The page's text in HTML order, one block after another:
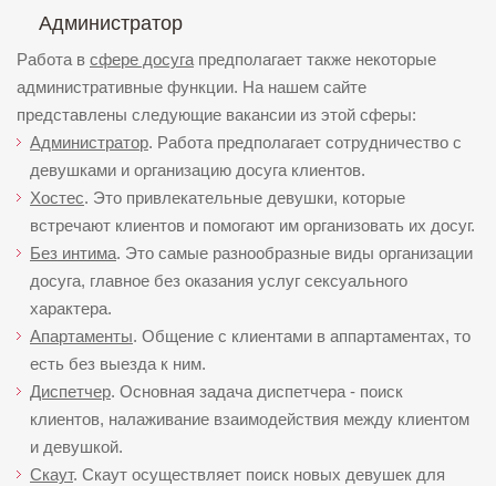
Администратор
Работа в сфере досуга предполагает также некоторые
административные функции. На нашем сайте
представлены следующие вакансии из этой сферы:
Администратор. Работа предполагает сотрудничество с
девушками и организацию досуга клиентов.
Хостес. Это привлекательные девушки, которые
встречают клиентов и помогают им организовать их досуг.
Без интима. Это самые разнообразные виды организации
досуга, главное без оказания услуг сексуального
характера.
Апартаменты. Общение с клиентами в аппартаментах, то
есть без выезда к ним.
Диспетчер. Основная задача диспетчера - поиск
клиентов, налаживание взаимодействия между клиентом
и девушкой.
Скаут. Скаут осуществляет поиск новых девушек для